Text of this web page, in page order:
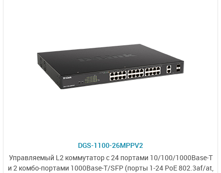
DGS-1100-26MPPV2
Управляемый L2 коммутатор с 24 портами 10/100/1000Base-T
и 2 комбо-портами 1000Base-T/SFP (порты 1-24 PoE 802.3af/at,